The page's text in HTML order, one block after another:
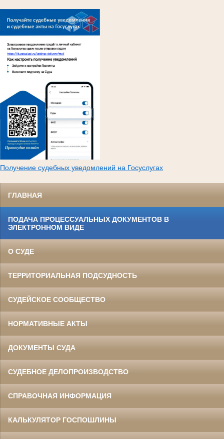
Получение судебных уведомлений на Госуслугах
ГЛАВНАЯ
ПОДАЧА ПРОЦЕССУАЛЬНЫХ ДОКУМЕНТОВ В
ЭЛЕКТРОННОМ ВИДЕ
О СУДЕ
ТЕРРИТОРИАЛЬНАЯ ПОДСУДНОСТЬ
СУДЕЙСКОЕ СООБЩЕСТВО
НОРМАТИВНЫЕ АКТЫ
ДОКУМЕНТЫ СУДА
СУДЕБНОЕ ДЕЛОПРОИЗВОДСТВО
СПРАВОЧНАЯ ИНФОРМАЦИЯ
КАЛЬКУЛЯТОР ГОСПОШЛИНЫ